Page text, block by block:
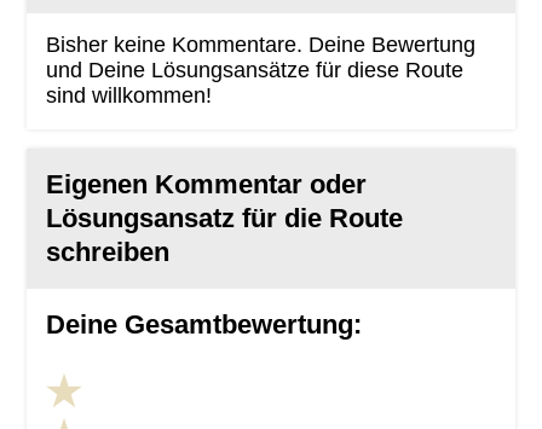
Bisher keine Kommentare. Deine Bewertung
und Deine Lösungsansätze für diese Route
sind willkommen!
Eigenen Kommentar oder
Lösungsansatz für die Route
schreiben
Deine Gesamtbewertung: